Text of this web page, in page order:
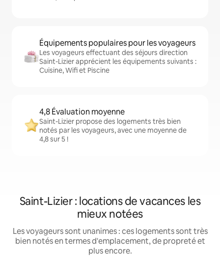
Équipements populaires pour les voyageurs
Les voyageurs effectuant des séjours direction
Saint-Lizier apprécient les équipements suivants :
Cuisine, Wifi et Piscine
4,8 Évaluation moyenne
Saint-Lizier propose des logements très bien
notés par les voyageurs, avec une moyenne de
4,8 sur 5 !
Saint-Lizier : locations de vacances les
mieux notées
Les voyageurs sont unanimes : ces logements sont très
bien notés en termes d'emplacement, de propreté et
plus encore.